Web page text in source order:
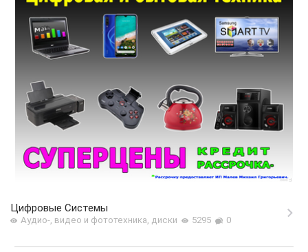
Цифровые Системы
Аудио-, видео и фототехника, диски 5295 0